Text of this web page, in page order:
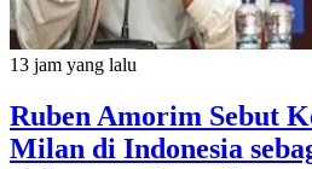
13 jam yang lalu
Ruben Amorim Sebut
Milan di Indonesia